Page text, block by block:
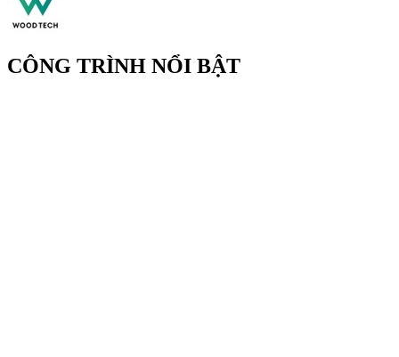
CÔNG TRÌNH NỔI BẬT